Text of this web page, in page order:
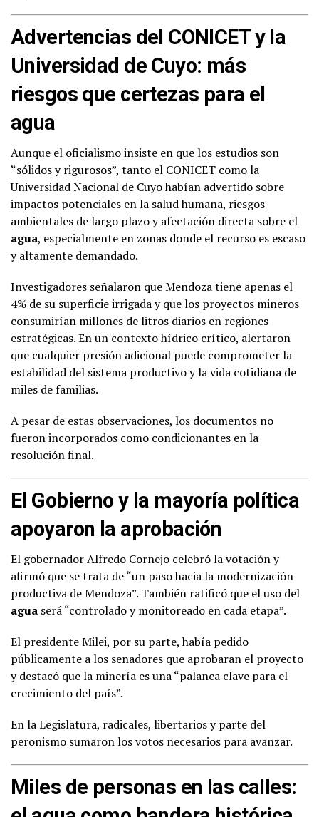
Advertencias del CONICET y la
Universidad de Cuyo: más
riesgos que certezas para el
agua
Aunque el oficialismo insiste en que los estudios son
“sólidos y rigurosos”, tanto el CONICET como la
Universidad Nacional de Cuyo habían advertido sobre
impactos potenciales en la salud humana, riesgos
ambientales de largo plazo y afectación directa sobre el
agua, especialmente en zonas donde el recurso es escaso
y altamente demandado.
Investigadores señalaron que Mendoza tiene apenas el
4% de su superficie irrigada y que los proyectos mineros
consumirían millones de litros diarios en regiones
estratégicas. En un contexto hídrico crítico, alertaron
que cualquier presión adicional puede comprometer la
estabilidad del sistema productivo y la vida cotidiana de
miles de familias.
A pesar de estas observaciones, los documentos no
fueron incorporados como condicionantes en la
resolución final.
El Gobierno y la mayoría política
apoyaron la aprobación
El gobernador Alfredo Cornejo celebró la votación y
afirmó que se trata de “un paso hacia la modernización
productiva de Mendoza”. También ratificó que el uso del
agua será “controlado y monitoreado en cada etapa”.
El presidente Milei, por su parte, había pedido
públicamente a los senadores que aprobaran el proyecto
y destacó que la minería es una “palanca clave para el
crecimiento del país”.
En la Legislatura, radicales, libertarios y parte del
peronismo sumaron los votos necesarios para avanzar.
Miles de personas en las calles: